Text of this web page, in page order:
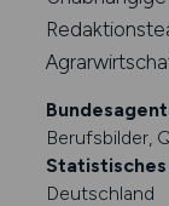
Berufsbilder,
Deutschland